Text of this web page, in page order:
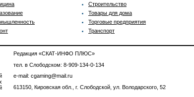
Строительство
Товары для дома
Торговые предприятия
Транспорт
Редакция «СКАТ-ИНФО ПЛЮС»
тел. в Слободском: 8-909-134-0-134
e-mail: cgaming@mail.ru
613150, Кировская обл., г. Слободской, ул. Володарского, 52